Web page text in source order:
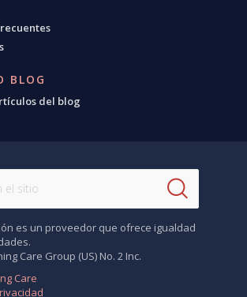
BLOG
del blog
es un proveedor que ofrece igualdad
Care Group (US) No. 2 Inc.
Care